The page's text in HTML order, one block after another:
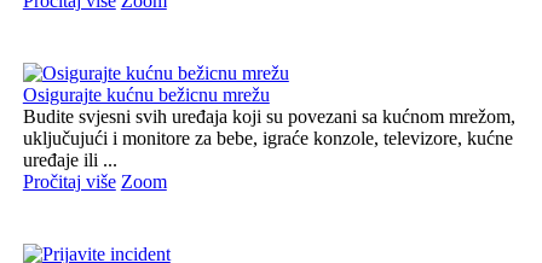
Osigurajte kućnu bežicnu mrežu
Budite svjesni svih uređaja koji su povezani sa kućnom mrežom,
uključujući i monitore za bebe, igraće konzole, televizore, kućne
uređaje ili ...
Pročitaj više Zoom